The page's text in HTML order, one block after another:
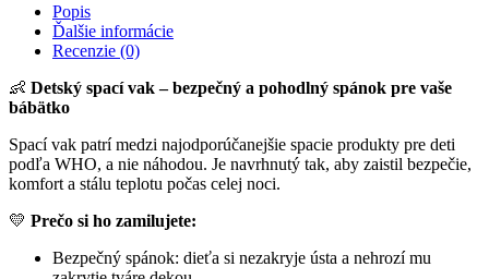
Popis
Ďalšie informácie
Recenzie (0)
👶 Detský spací vak – bezpečný a pohodlný spánok pre vaše
bábätko
Spací vak patrí medzi najodporúčanejšie spacie produkty pre deti
podľa WHO, a nie náhodou. Je navrhnutý tak, aby zaistil bezpečie,
komfort a stálu teplotu počas celej noci.
💛 Prečo si ho zamilujete:
Bezpečný spánok: dieťa si nezakryje ústa a nehrozí mu